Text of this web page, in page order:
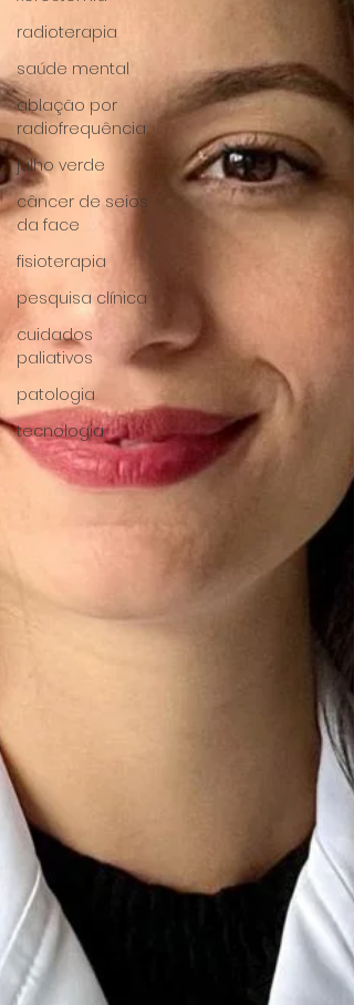
radioterapia
saúde mental
ablação por
radiofrequência
julho verde
câncer de seios
da face
fisioterapia
pesquisa clínica
cuidados
paliativos
patologia
tecnologia